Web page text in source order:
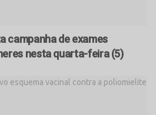
campanha de exames
nesta quarta-feira (5)